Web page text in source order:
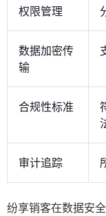
权限管理
数据加密传
输
合规性标准
审计追踪
纷享销客在数据安